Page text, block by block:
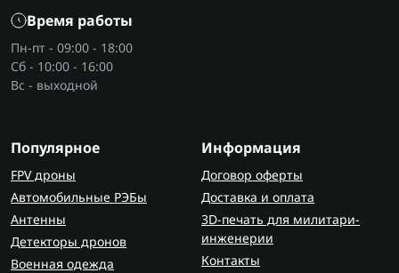
Время работы
Пн-пт - 09:00 - 18:00
Сб - 10:00 - 16:00
Вс - выходной
Популярное
FPV дроны
Автомобильные РЭБы
Антенны
Детекторы дронов
Военная одежда
Информация
Договор оферты
Доставка и оплата
3D-печать для милитари-
инженерии
Контакты